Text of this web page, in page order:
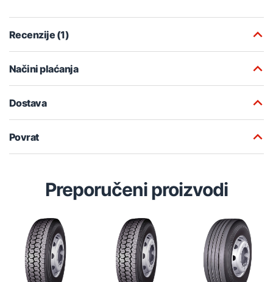
Recenzije (1)
Načini plaćanja
Dostava
Povrat
Preporučeni proizvodi